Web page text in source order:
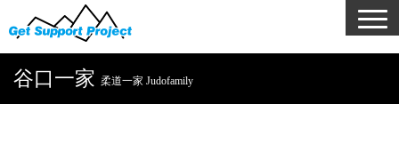
谷口一家 柔道一家 Judofamily